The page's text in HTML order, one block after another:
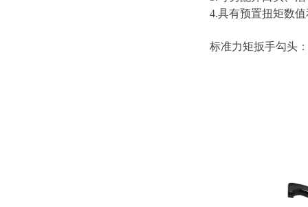
4.具有预置扭矩数
标准力矩扳手勾头：